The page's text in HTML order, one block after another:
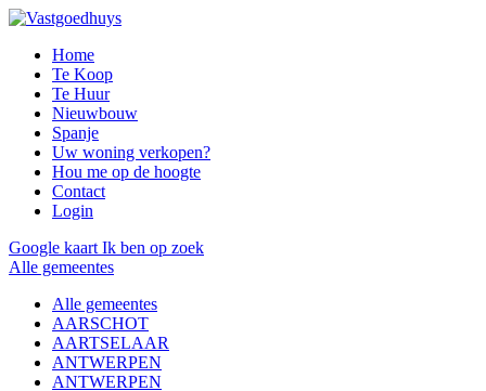
Home
Te Koop
Te Huur
Nieuwbouw
Spanje
Uw woning verkopen?
Hou me op de hoogte
Contact
Login
Google kaart Ik ben op zoek
Alle gemeentes
Alle gemeentes
AARSCHOT
AARTSELAAR
ANTWERPEN
ANTWERPEN